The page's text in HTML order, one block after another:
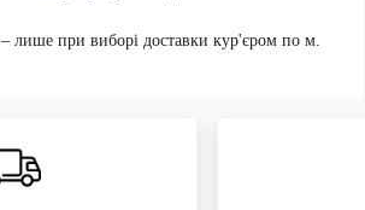
– лише при виборі доставки кур'єром по м.